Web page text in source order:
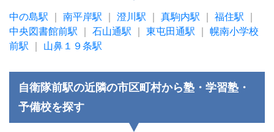
中の島駅 南平岸駅 澄川駅 真駒内駅 福住駅
中央図書館前駅
石山通駅 東屯田通駅
幌南小学校
前駅
山鼻１９条駅
自衛隊前駅の近隣の市区町村から塾・学習塾・
予備校を探す